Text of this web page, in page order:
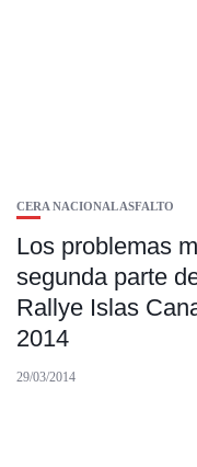
CERA NACIONAL ASFALTO
Los problemas
segunda parte
Rallye Islas
2014
29/03/2014